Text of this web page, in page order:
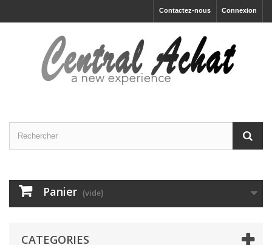
Connexion
Contactez-nous
Panier (vide)
CATEGORIES